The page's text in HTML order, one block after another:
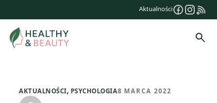
treści
Aktualności
AKTUALNOŚCI, PSYCHOLOGIA8 MARCA 2022